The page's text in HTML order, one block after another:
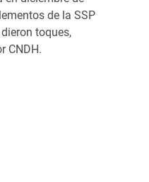
de la SSP
toques,
CNDH.